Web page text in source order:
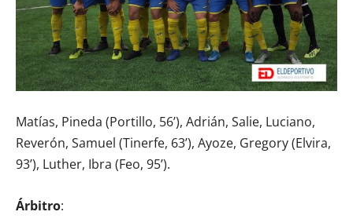
Matías, Pineda (Portillo, 56’), Adrián, Salie, Luciano,
Reverón, Samuel (Tinerfe, 63’), Ayoze, Gregory (Elvira,
93’), Luther, Ibra (Feo, 95’).
Árbitro: